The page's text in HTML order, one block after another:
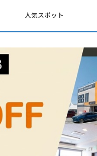
人気スポット